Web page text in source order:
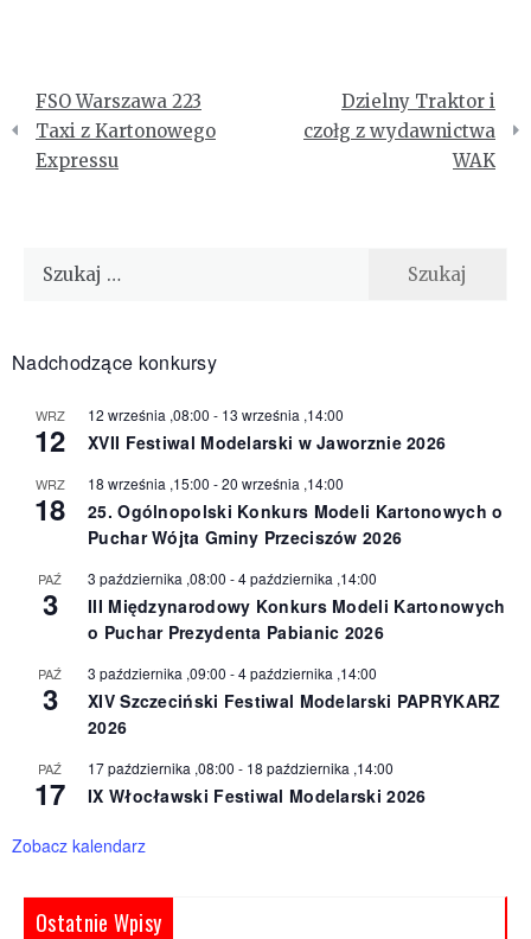
Nawigacja
wpisu
FSO Warszawa 223
Taxi z Kartonowego
Expressu
Dzielny Traktor i
czołg z wydawnictwa
WAK
Szukaj:
Nadchodzące konkursy
WRZ
12
12 września ,08:00 - 13 września ,14:00
XVII Festiwal Modelarski w Jaworznie 2026
WRZ
18
18 września ,15:00 -20 września ,14:00
25. Ogólnopolski Konkurs Modeli Kartonowych o
Puchar Wójta Gminy Przeciszów 2026
PAŹ
3
3 października ,08:00 -4 października ,14:00
III Międzynarodowy Konkurs Modeli Kartonowych
o Puchar Prezydenta Pabianic 2026
PAŹ
3
3 października ,09:00 -4 października ,14:00
XIV Szczeciński Festiwal Modelarski PAPRYKARZ
2026
PAŹ
17
17 października ,08:00 - 18 października ,14:00
IX Włocławski Festiwal Modelarski 2026
Zobacz kalendarz
Ostatnie Wpisy